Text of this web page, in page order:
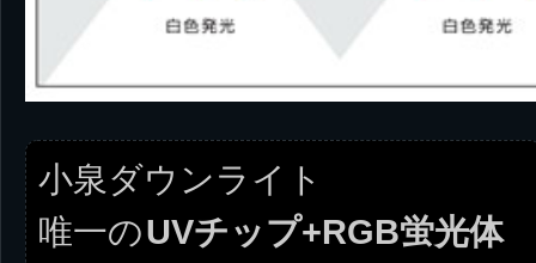
小泉ダウンライト
唯一のUVチップ+RGB蛍光体